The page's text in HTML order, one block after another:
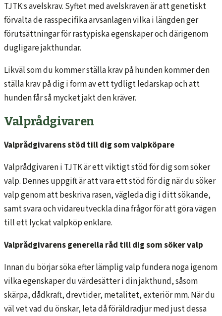
TJTK:s avelskrav. Syftet med avelskraven är att genetiskt
förvalta de rasspecifika arvsanlagen vilka i längden ger
förutsättningar för rastypiska egenskaper och därigenom
dugligare jakthundar.
Likväl som du kommer ställa krav på hunden kommer den
ställa krav på dig i form av ett tydligt ledarskap och att
hunden får så mycket jakt den kräver.
Valprådgivaren
Valprådgivarens stöd till dig som valpköpare
Valprådgivaren i TJTK är ett viktigt stöd för dig som söker
valp. Dennes uppgift är att vara ett stöd för dig när du söker
valp genom att beskriva rasen, vägleda dig i ditt sökande,
samt svara och vidareutveckla dina frågor för att göra vägen
till ett lyckat valpköp enklare.
Valprådgivarens generella råd till dig som söker valp
Innan du börjar söka efter lämplig valp fundera noga igenom
vilka egenskaper du värdesätter i din jakthund, såsom
skärpa, dådkraft, drevtider, metalitet, exteriör mm. När du
väl vet vad du önskar, leta då föräldradjur med just dessa